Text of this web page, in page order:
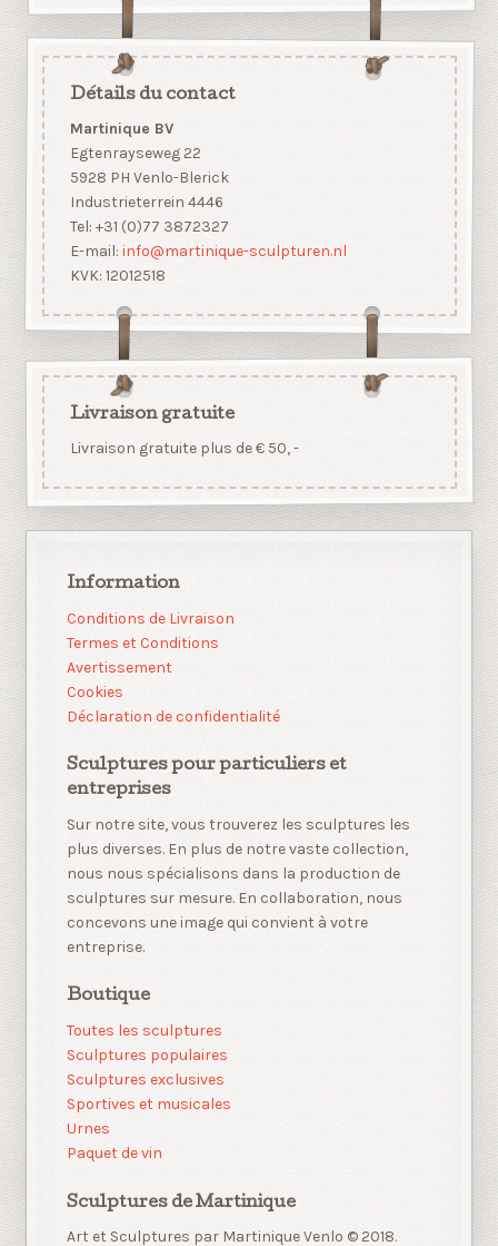
Détails du contact
Martinique BV
Egtenrayseweg 22
5928 PH Venlo-Blerick
Industrieterrein 4446
Tel: +31 (0)77 3872327
E-mail: info@martinique-sculpturen.nl
KVK: 12012518
Livraison gratuite
Livraison gratuite plus de € 50, -
Information
Conditions de Livraison
Termes et Conditions
Avertissement
Cookies
Déclaration de confidentialité
Sculptures pour particuliers et
entreprises
Sur notre site, vous trouverez les sculptures les
plus diverses. En plus de notre vaste collection,
nous nous spécialisons dans la production de
sculptures sur mesure. En collaboration, nous
concevons une image qui convient à votre
entreprise.
Boutique
Toutes les sculptures
Sculptures populaires
Sculptures exclusives
Sportives et musicales
Urnes
Paquet de vin
Sculptures de Martinique
Art et Sculptures par Martinique Venlo © 2018.